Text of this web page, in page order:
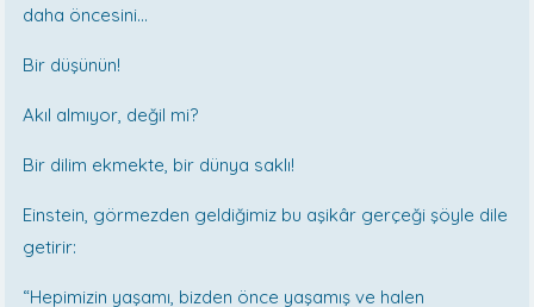
daha öncesini…
Bir düşünün!
Akıl almıyor, değil mi?
Bir dilim ekmekte, bir dünya saklı!
Einstein, görmezden geldiğimiz bu aşikâr gerçeği şöyle dile
getirir:
“Hepimizin yaşamı, bizden önce yaşamış ve halen